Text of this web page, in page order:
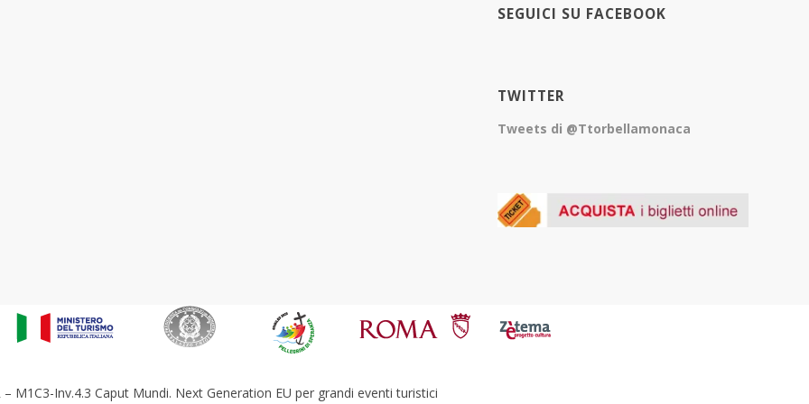
SEGUICI SU FACEBOOK
TWITTER
Tweets di @Ttorbellamonaca
– M1C3-Inv.4.3 Caput Mundi. Next Generation EU per grandi eventi turistici